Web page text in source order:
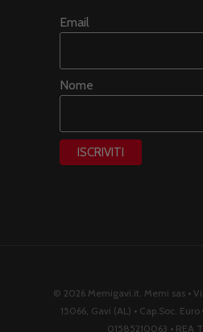
Email
Nome
© 2026 Memigavi.it. Memi sas •
15066, Gavi (AL) • Cap.Soc. Euro
01585210063 • REA